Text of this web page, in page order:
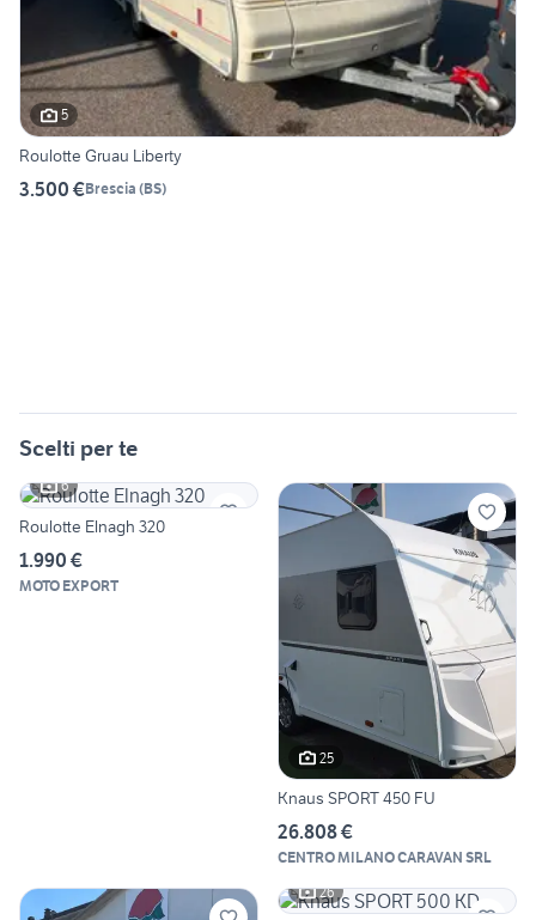
5
Roulotte Gruau Liberty
3.500 €Brescia (BS)
Scelti per te
6
Roulotte Elnagh 320
1.990 €
MOTO EXPORT
25
Knaus SPORT 450 FU
26.808 €
CENTRO MILANO CARAVAN SRL
26